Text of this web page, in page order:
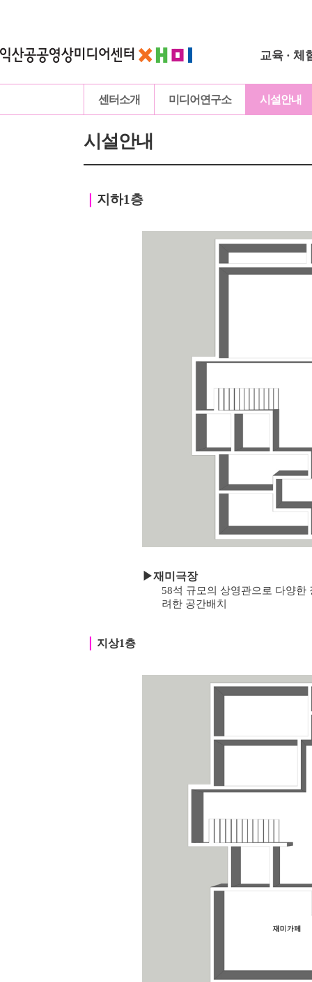
교육 · 체
센터소개 미디어연구소 시설안내
시설안내
지하1층
▶재미극장
58석 규모의 상영관으로 다양
려한 공간배치
지상1층